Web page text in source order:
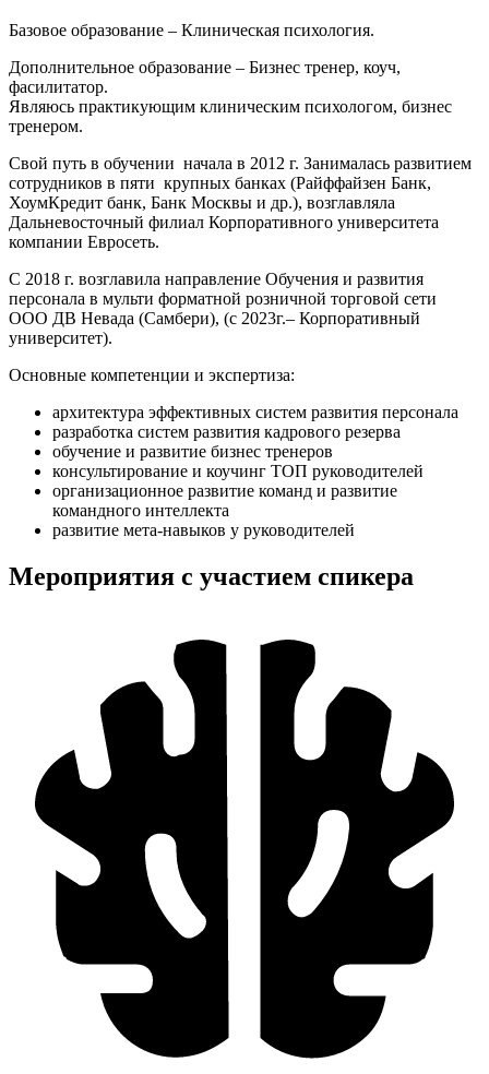
Базовое образование – Клиническая психология.
Дополнительное образование – Бизнес тренер, коуч,
фасилитатор.
Являюсь практикующим клиническим психологом, бизнес
тренером.
Свой путь в обучении начала в 2012 г. Занималась развитием
сотрудников в пяти крупных банках (Райффайзен Банк,
ХоумКредит банк, Банк Москвы и др.), возглавляла
Дальневосточный филиал Корпоративного университета
компании Евросеть.
С 2018 г. возглавила направление Обучения и развития
персонала в мульти форматной розничной торговой сети
ООО ДВ Невада (Самбери), (с 2023г.– Корпоративный
университет).
Основные компетенции и экспертиза:
архитектура эффективных систем развития персонала
разработка систем развития кадрового резерва
обучение и развитие бизнес тренеров
консультирование и коучинг ТОП руководителей
организационное развитие команд и развитие
командного интеллекта
развитие мета-навыков у руководителей
Мероприятия с участием спикера